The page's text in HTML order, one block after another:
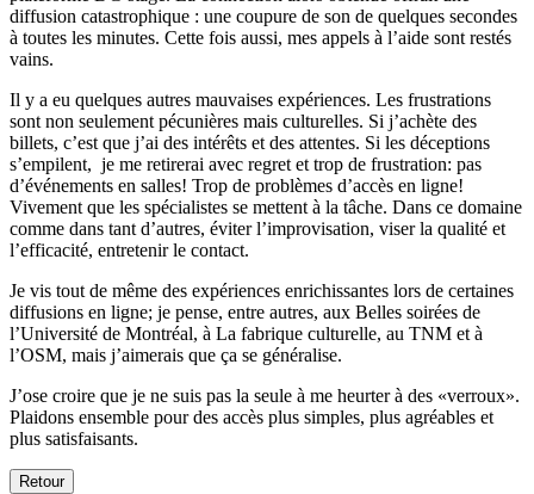
diffusion catastrophique : une coupure de son de quelques secondes
à toutes les minutes. Cette fois aussi, mes appels à l’aide sont restés
vains.
Il y a eu quelques autres mauvaises expériences. Les frustrations
sont non seulement pécunières mais culturelles. Si j’achète des
billets, c’est que j’ai des intérêts et des attentes. Si les déceptions
s’empilent, je me retirerai avec regret et trop de frustration: pas
d’événements en salles! Trop de problèmes d’accès en ligne!
Vivement que les spécialistes se mettent à la tâche. Dans ce domaine
comme dans tant d’autres, éviter l’improvisation, viser la qualité et
l’efficacité, entretenir le contact.
Je vis tout de même des expériences enrichissantes lors de certaines
diffusions en ligne; je pense, entre autres, aux Belles soirées de
l’Université de Montréal, à La fabrique culturelle, au TNM et à
l’OSM, mais j’aimerais que ça se généralise.
J’ose croire que je ne suis pas la seule à me heurter à des «verroux».
Plaidons ensemble pour des accès plus simples, plus agréables et
plus satisfaisants.
Retour